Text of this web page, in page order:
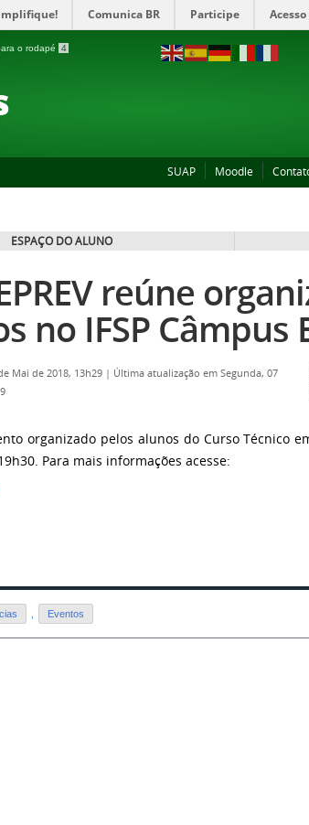
Comunica BR Participe
o rodapé 4
SUAP Moodle
ESPAÇO DO ALUNO
reúne
no IFSP Câmpus
Mai de 2018, 13h29 | Última atualização em Segunda, 07
organizado pelos alunos do Curso Técnico
Para mais informações acesse:
Eventos